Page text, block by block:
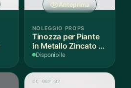
Anteprima
NOLEGGIO PROPS
Tinozza per Piante
in Metallo Zincato -
1 Pezzo
Disponibile
CC 002-02